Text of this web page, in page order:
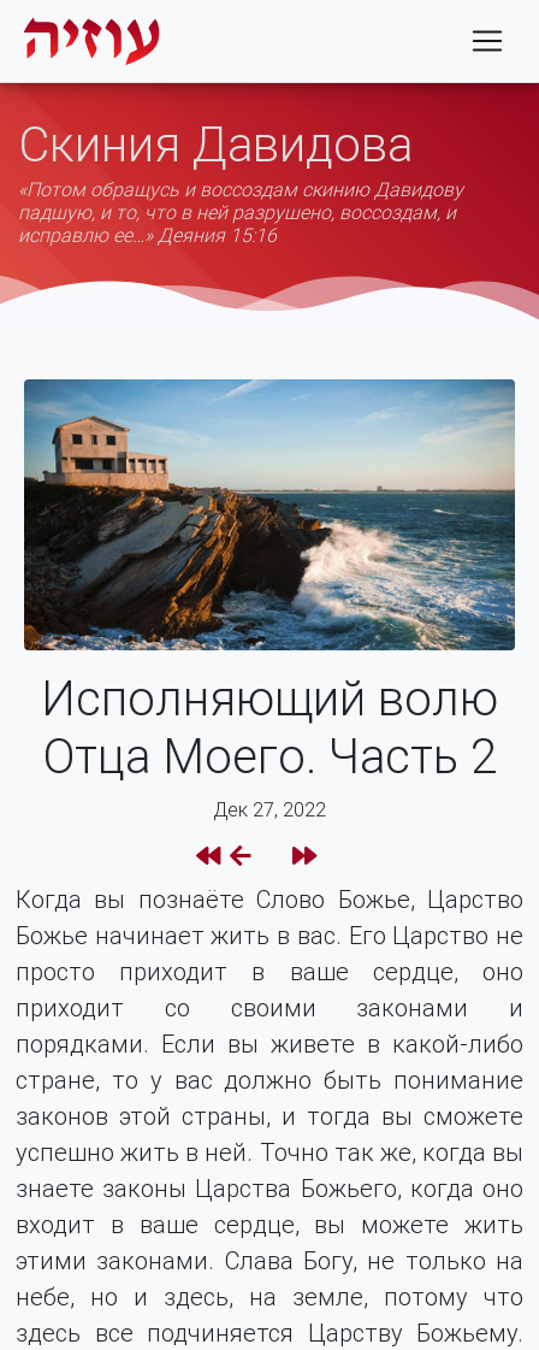
Скиния Давидова
«Потом обращусь и воссоздам скинию Давидову
падшую, и то, что в ней разрушено, воссоздам, и
исправлю ее…» Деяния 15:16
Исполняющий волю
Отца Моего. Часть 2
Дек 27, 2022
Когда вы познаёте Слово Божье, Царство
Божье начинает жить в вас. Его Царство не
просто приходит в ваше сердце, оно
приходит со своими законами и
порядками. Если вы живете в какой-либо
стране, то у вас должно быть понимание
законов этой страны, и тогда вы сможете
успешно жить в ней. Точно так же, когда вы
знаете законы Царства Божьего, когда оно
входит в ваше сердце, вы можете жить
этими законами. Слава Богу, не только на
небе, но и здесь, на земле, потому что
здесь все подчиняется Царству Божьему.